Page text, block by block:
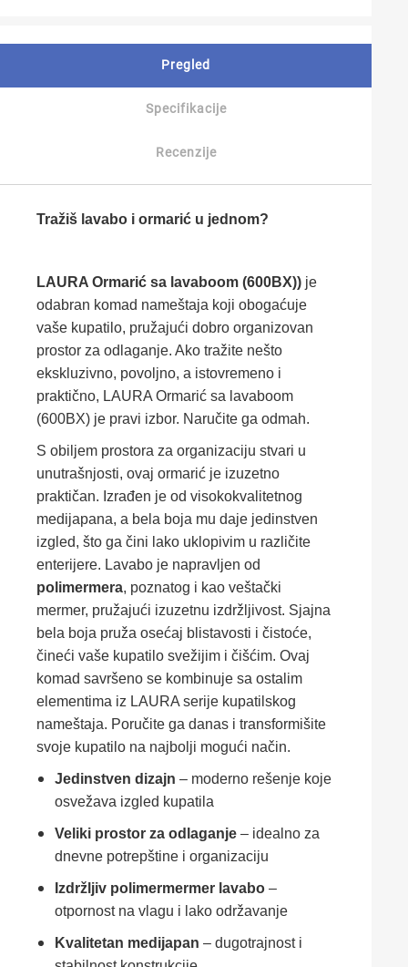
Pregled
Specifikacije
Recenzije
Tražiš lavabo i ormarić u jednom?
LAURA Ormarić sa lavaboom (600BX)) je
odabran komad nameštaja koji obogaćuje
vaše kupatilo, pružajući dobro organizovan
prostor za odlaganje. Ako tražite nešto
ekskluzivno, povoljno, a istovremeno i
praktično, LAURA Ormarić sa lavaboom
(600BX) je pravi izbor. Naručite ga odmah.
S obiljem prostora za organizaciju stvari u
unutrašnjosti, ovaj ormarić je izuzetno
praktičan. Izrađen je od visokokvalitetnog
medijapana, a bela boja mu daje jedinstven
izgled, što ga čini lako uklopivim u različite
enterijere. Lavabo je napravljen od
polimermera, poznatog i kao veštački
mermer, pružajući izuzetnu izdržljivost. Sjajna
bela boja pruža osećaj blistavosti i čistoće,
čineći vaše kupatilo svežijim i čišćim. Ovaj
komad savršeno se kombinuje sa ostalim
elementima iz LAURA serije kupatilskog
nameštaja. Poručite ga danas i transformišite
svoje kupatilo na najbolji mogući način.
Jedinstven dizajn – moderno rešenje koje
osvežava izgled kupatila
Veliki prostor za odlaganje – idealno za
dnevne potrepštine i organizaciju
Izdržljiv polimermermer lavabo –
otpornost na vlagu i lako održavanje
Kvalitetan medijapan – dugotrajnost i